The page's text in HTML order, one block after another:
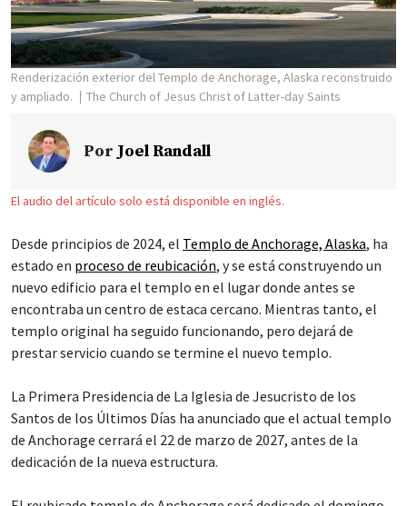
Renderización exterior del Templo de Anchorage, Alaska reconstruido
y ampliado.
The Church of Jesus Christ of Latter-day Saints
Por Joel Randall
El audio del artículo solo está disponible en inglés.
Desde principios de 2024, el Templo de Anchorage, Alaska, ha
estado en proceso de reubicación, y se está construyendo un
nuevo edificio para el templo en el lugar donde antes se
encontraba un centro de estaca cercano. Mientras tanto, el
templo original ha seguido funcionando, pero dejará de
prestar servicio cuando se termine el nuevo templo.
La Primera Presidencia de La Iglesia de Jesucristo de los
Santos de los Últimos Días ha anunciado que el actual templo
de Anchorage cerrará el 22 de marzo de 2027, antes de la
dedicación de la nueva estructura.